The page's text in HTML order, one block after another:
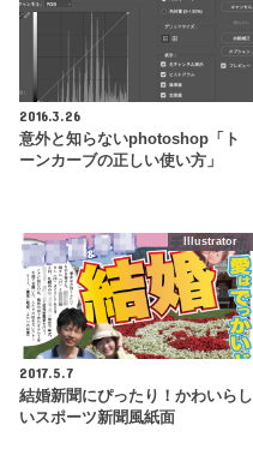
2016.3.26
意外と知らないphotoshop「ト
ーンカーブの正しい使い方」
Illustrator
2017.5.7
結婚新聞にぴったり！かわいらし
いスポーツ新聞風紙面